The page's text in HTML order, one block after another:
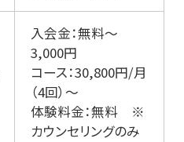
入会金：無料～
3,000円
コース：30,800円/月
（4回）～
体験料金：無料 ※
カウンセリングのみ